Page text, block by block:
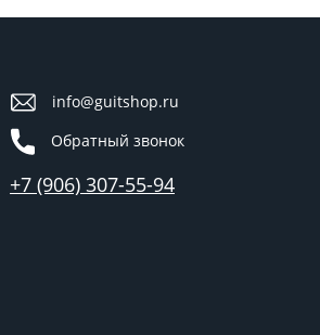
info@guitshop.ru
Обратный звонок
+7 (906) 307-55-94